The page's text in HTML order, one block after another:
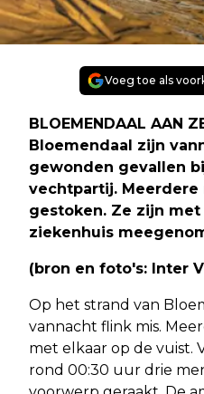
Voeg toe als
BLOEMENDAAL AAN
Bloemendaal zijn
gewonden gevallen
vechtpartij.
gestoken. Ze zijn
ziekenhuis
(bron en foto's: Inter
Op het strand van
vannacht flink mis.
met elkaar op de vuist.
rond 00:30 uur drie